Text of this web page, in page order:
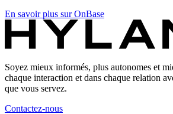
En savoir plus sur OnBase
Soyez mieux informés, plus autonomes et
chaque interaction et dans chaque relation
que vous servez.
Contactez-nous